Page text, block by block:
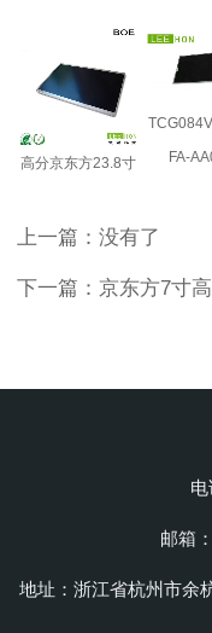
高分京东方23.8寸
FA-
上一篇：没有了
下一篇： 京东方7寸高分液
邮箱
地址：浙江省杭州市余